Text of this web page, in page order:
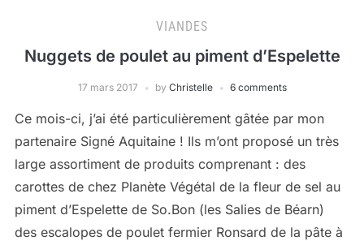
VIANDES
Nuggets de poulet au piment d’Espelette
17 mars 2017 by Christelle 6 comments
Ce mois-ci, j’ai été particulièrement gâtée par mon
partenaire Signé Aquitaine ! Ils m’ont proposé un très
large assortiment de produits comprenant : des
carottes de chez Planète Végétal de la fleur de sel au
piment d’Espelette de So.Bon (les Salies de Béarn)
des escalopes de poulet fermier Ronsard de la pâte à